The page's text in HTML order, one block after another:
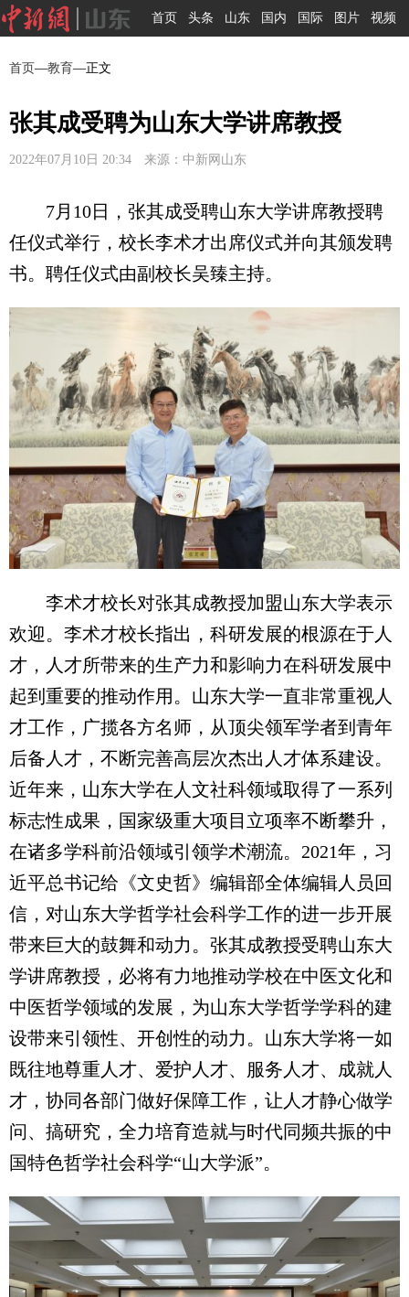
首页 头条 山东 国内 国际 图片 视频
首页—教育—正文
张其成受聘为山东大学讲席教授
2022年07月10日 20:34 来源：中新网山东
7月10日，张其成受聘山东大学讲席教授聘
任仪式举行，校长李术才出席仪式并向其颁发聘
书。聘任仪式由副校长吴臻主持。
李术才校长对张其成教授加盟山东大学表示
欢迎。李术才校长指出，科研发展的根源在于人
才，人才所带来的生产力和影响力在科研发展中
起到重要的推动作用。山东大学一直非常重视人
才工作，广揽各方名师，从顶尖领军学者到青年
后备人才，不断完善高层次杰出人才体系建设。
近年来，山东大学在人文社科领域取得了一系列
标志性成果，国家级重大项目立项率不断攀升，
在诸多学科前沿领域引领学术潮流。2021年，习
近平总书记给《文史哲》编辑部全体编辑人员回
信，对山东大学哲学社会科学工作的进一步开展
带来巨大的鼓舞和动力。张其成教授受聘山东大
学讲席教授，必将有力地推动学校在中医文化和
中医哲学领域的发展，为山东大学哲学学科的建
设带来引领性、开创性的动力。山东大学将一如
既往地尊重人才、爱护人才、服务人才、成就人
才，协同各部门做好保障工作，让人才静心做学
问、搞研究，全力培育造就与时代同频共振的中
国特色哲学社会科学“山大学派”。